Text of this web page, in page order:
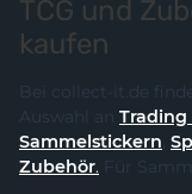
TCG und
kaufen
Bei collect-it.de
Auswahl an
Sammelstickern,
Zubehör. Für